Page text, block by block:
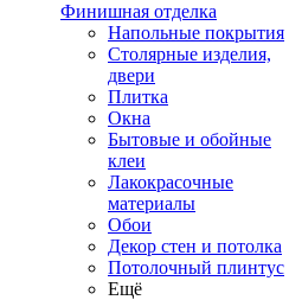
Финишная отделка
Напольные покрытия
Столярные изделия,
двери
Плитка
Окна
Бытовые и обойные
клеи
Лакокрасочные
материалы
Обои
Декор стен и потолка
Потолочный плинтус
Ещё